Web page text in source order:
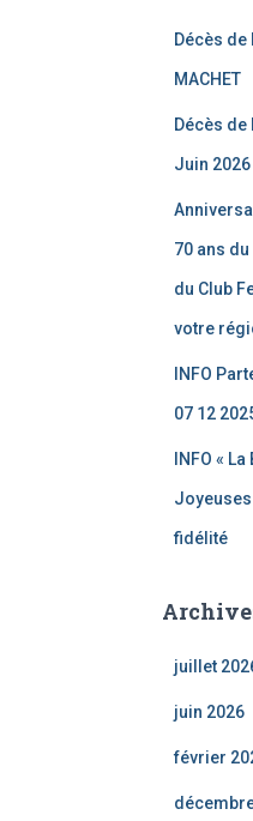
Décès
MACHET
Décès de
Juin 2026
70 ans
du Club
votre
INFO
07 12
INFO «
fidélité
juillet
juin 2026
février